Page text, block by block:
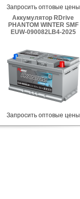
Запросить оптовые цены
Аккумулятор RDrive
PHANTOM WINTER SMF
EUW-090082LB4-2025
Запросить оптовые цены